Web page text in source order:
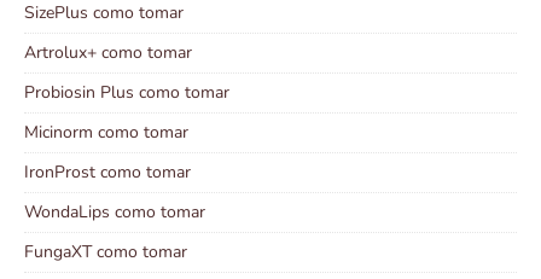
SizePlus como tomar
Artrolux+ como tomar
Probiosin Plus como tomar
Micinorm como tomar
IronProst como tomar
WondaLips como tomar
FungaXT como tomar